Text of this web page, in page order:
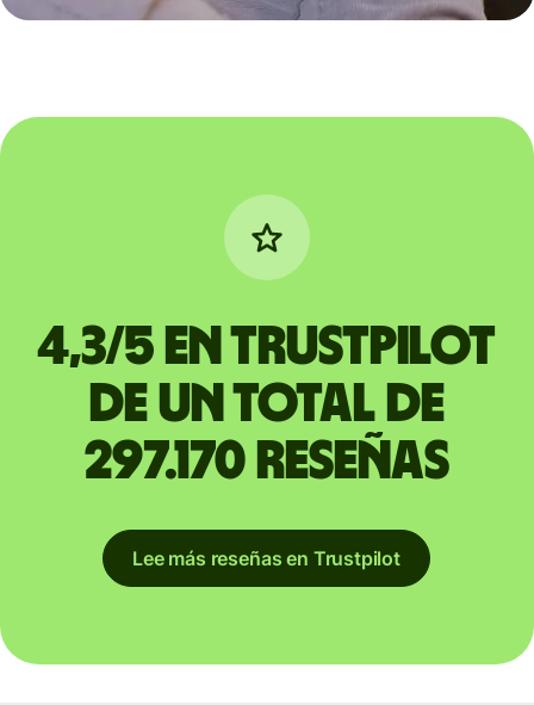
4,3/5 en Trustpilot
de un total de
297.170 reseñas
Lee más reseñas en Trustpilot